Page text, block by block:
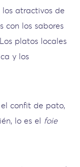
atractivos de
con los sabores
platos locales
y los
confit de pato,
lo es el foie